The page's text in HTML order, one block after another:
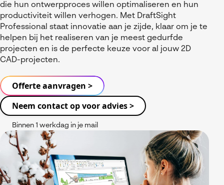
SOLIDWORKS Design Ultimate
nTopology
DriveWorks
DraftSight
Visiativ PLM
ENOVIA
3DEXPERIENCE Cloud Simulation
SOLIDWORKS Simulation
Consultancy diensten
Meer
SOLIDWORKS Composer
SOLIDWORKS Visualize
SOLIDWORKS Electrical
SOLIDWORKS Inspection
Visiativ Customer Service
Spare Parts Platform
CATIA Composer
Onderhoudscontract SOLIDWORKS
Download SOLIDWORKS 2025
Werken bij Visiativ
Evenementen
Acties en promoties
FAQs SOLIDWORKS
Downloads
die hun ontwerpproces willen optimaliseren en hun
productiviteit willen verhogen. Met DraftSight
Professional staat innovatie aan je zijde, klaar om je te
helpen bij het realiseren van je meest gedurfde
projecten en is de perfecte keuze voor al jouw 2D
CAD-projecten.
Offerte aanvragen >
Neem contact op voor advies >
Binnen 1 werkdag in je mail